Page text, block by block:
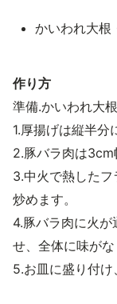
かいわれ大根
作り方
準備.かいわれ大
1.厚揚げは縦半分
2.豚バラ肉は3cm
3.中火で熱した
炒めます。
4.豚バラ肉に火
せ、全体に味がな
5.お皿に盛り付け